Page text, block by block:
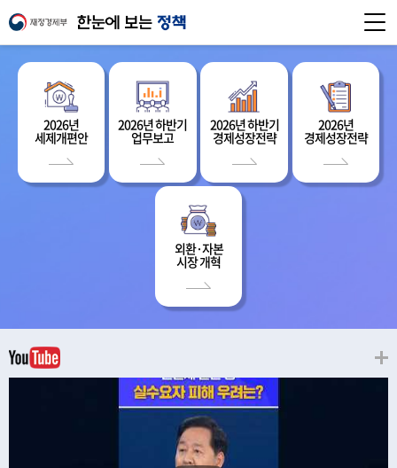
2026년
세제개편안
2026년 하반기
업무보고
2026년 하반기
경제성장전략
2026년
경제성장전략
외환·자본
시장 개혁